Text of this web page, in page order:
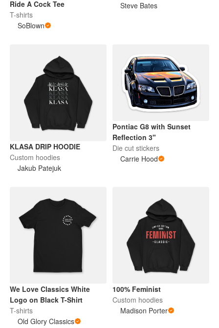
Ride A Cock Tee
T-shirts
SoBlown
Steve Bates
KLASA DRIP HOODIE
Custom hoodies
Jakub Patejuk
Pontiac G8 with Sunset
Reflection 3"
Die cut stickers
Carrie Hood
We Love Classics White
Logo on Black T-Shirt
T-shirts
Old Glory Classics
100% Feminist
Custom hoodies
Madison Porter